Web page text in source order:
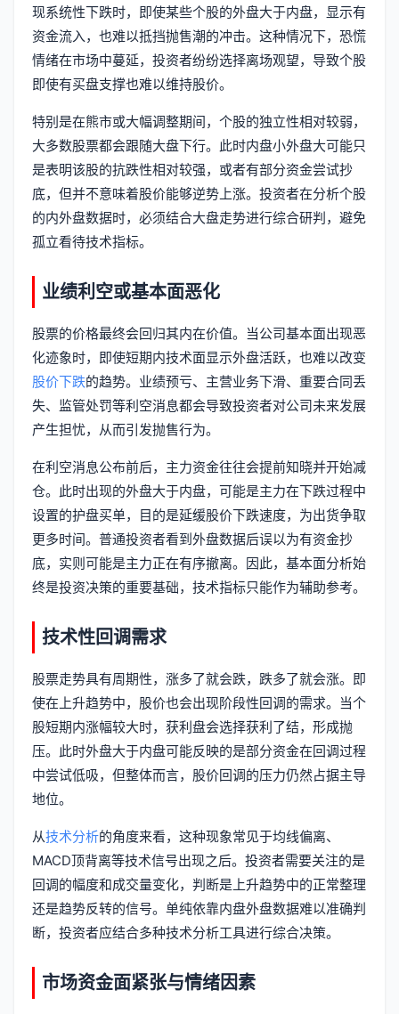
现系统性下跌时，即使某些个股的外盘大于内盘，显示有
资金流入，也难以抵挡抛售潮的冲击。这种情况下，恐慌
情绪在市场中蔓延，投资者纷纷选择离场观望，导致个股
即使有买盘支撑也难以维持股价。
特别是在熊市或大幅调整期间，个股的独立性相对较弱，
大多数股票都会跟随大盘下行。此时内盘小外盘大可能只
是表明该股的抗跌性相对较强，或者有部分资金尝试抄
底，但并不意味着股价能够逆势上涨。投资者在分析个股
的内外盘数据时，必须结合大盘走势进行综合研判，避免
孤立看待技术指标。
业绩利空或基本面恶化
股票的价格最终会回归其内在价值。当公司基本面出现恶
化迹象时，即使短期内技术面显示外盘活跃，也难以改变
股价下跌的趋势。业绩预亏、主营业务下滑、重要合同丢
失、监管处罚等利空消息都会导致投资者对公司未来发展
产生担忧，从而引发抛售行为。
在利空消息公布前后，主力资金往往会提前知晓并开始减
仓。此时出现的外盘大于内盘，可能是主力在下跌过程中
设置的护盘买单，目的是延缓股价下跌速度，为出货争取
更多时间。普通投资者看到外盘数据后误以为有资金抄
底，实则可能是主力正在有序撤离。因此，基本面分析始
终是投资决策的重要基础，技术指标只能作为辅助参考。
技术性回调需求
股票走势具有周期性，涨多了就会跌，跌多了就会涨。即
使在上升趋势中，股价也会出现阶段性回调的需求。当个
股短期内涨幅较大时，获利盘会选择获利了结，形成抛
压。此时外盘大于内盘可能反映的是部分资金在回调过程
中尝试低吸，但整体而言，股价回调的压力仍然占据主导
地位。
从技术分析的角度来看，这种现象常见于均线偏离、
MACD顶背离等技术信号出现之后。投资者需要关注的是
回调的幅度和成交量变化，判断是上升趋势中的正常整理
还是趋势反转的信号。单纯依靠内盘外盘数据难以准确判
断，投资者应结合多种技术分析工具进行综合决策。
市场资金面紧张与情绪因素